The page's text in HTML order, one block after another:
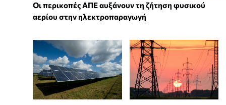
Οι περικοπές ΑΠΕ αυξάνουν τη ζήτηση φυσικού
αερίου στην ηλεκτροπαραγωγή